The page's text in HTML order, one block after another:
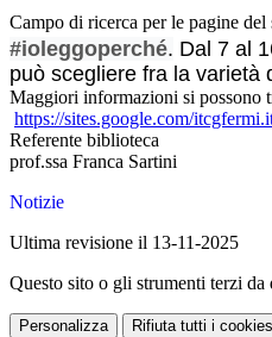
Campo di ricerca per le pagine del
#ioleggoperché. Dal 7 al
può scegliere fra la
Maggiori informazioni si possono
https://sites.google.com/
Referente biblioteca
prof.ssa Franca Sartini
Notizie
Ultima revisione il 13-11-2025
Questo sito o gli strumenti terzi
Personalizza Rifiuta tutti i cookies